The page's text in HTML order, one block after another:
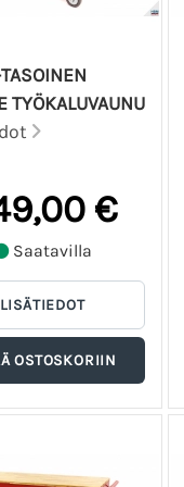
TYÖKALUVAUNU
€
Saatavilla